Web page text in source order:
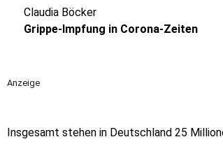
Claudia Böcker
Grippe-Impfung in Corona-Zeiten
Anzeige
Insgesamt stehen in Deutschland 25